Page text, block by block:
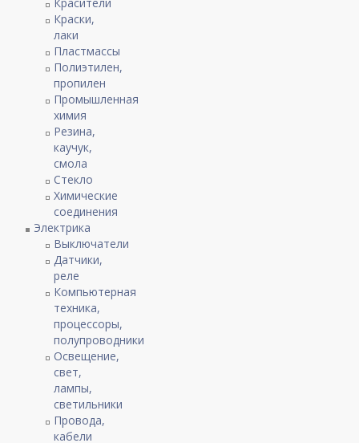
Краски,
лаки
Пластмассы
Полиэтилен,
пропилен
Промышленная
химия
Резина,
каучук,
смола
Стекло
Химические
соединения
Электрика
Выключатели
Датчики,
реле
Компьютерная
техника,
процессоры,
полупроводники
Освещение,
свет,
лампы,
светильники
Провода,
кабели